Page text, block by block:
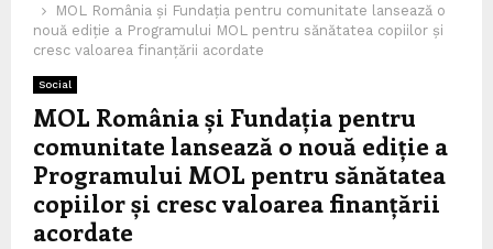
MOL România și Fundația pentru comunitate lansează o
nouă ediție a Programului MOL pentru sănătatea copiilor și
cresc valoarea finanțării acordate
Social
MOL România și Fundația pentru
comunitate lansează o nouă ediție a
Programului MOL pentru sănătatea
copiilor și cresc valoarea finanțării
acordate